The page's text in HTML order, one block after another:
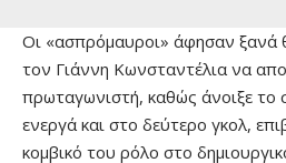
Οι «ασπρόμαυροι» άφησαν ξανά
τον Γιάννη Κωνσταντέλια να
πρωταγωνιστή, καθώς άνοιξε το
ενεργά και στο δεύτερο γκολ,
κομβικό του ρόλο στο